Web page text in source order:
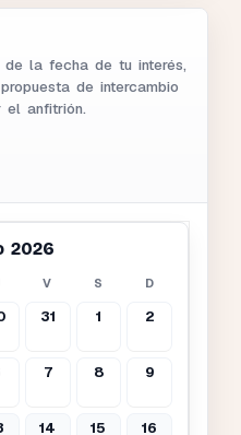
la fecha de tu interés,
de intercambio
el anfitrión.
2026
V S D
31 1 2
7 8 9
14 15 16